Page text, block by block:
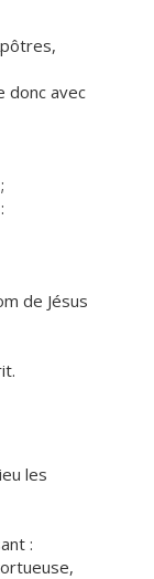
donc avec
de Jésus
les
: